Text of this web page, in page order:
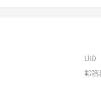
UID
郵箱